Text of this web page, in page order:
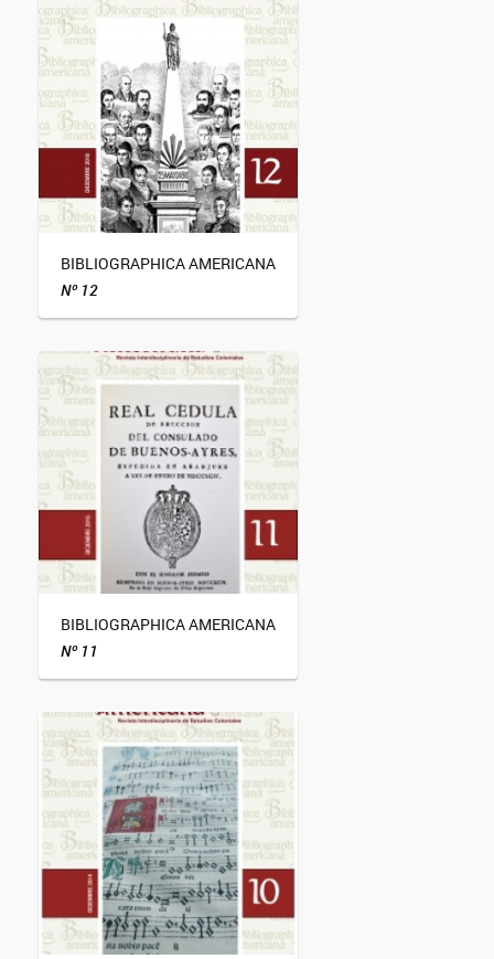
BIBLIOGRAPHICA AMERICANA
Nº 12
BIBLIOGRAPHICA AMERICANA
Nº 11